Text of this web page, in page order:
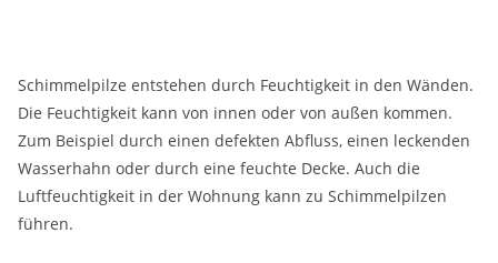
Schimmelpilze entstehen durch Feuchtigkeit in den Wänden.
Die Feuchtigkeit kann von innen oder von außen kommen.
Zum Beispiel durch einen defekten Abfluss, einen leckenden
Wasserhahn oder durch eine feuchte Decke. Auch die
Luftfeuchtigkeit in der Wohnung kann zu Schimmelpilzen
führen.